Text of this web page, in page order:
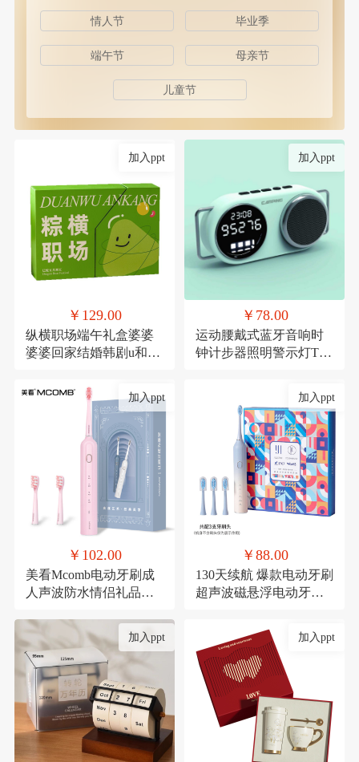
情人节 毕业季
端午节 母亲节
儿童节
加入ppt
￥129.00
纵横职场端午礼盒婆婆
婆婆回家结婚韩剧u和规
加入ppt
￥78.00
运动腰戴式蓝牙音响时
钟计步器照明警示灯TF
加入ppt
￥102.00
美看Mcomb电动牙刷成
人声波防水情侣礼品科
加入ppt
￥88.00
130天续航 爆款电动牙刷
超声波磁悬浮电动牙刷
加入ppt 加入ppt